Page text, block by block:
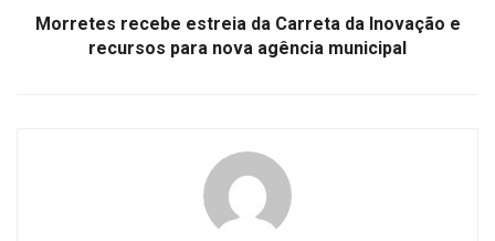
Morretes recebe estreia da Carreta da Inovação e
recursos para nova agência municipal